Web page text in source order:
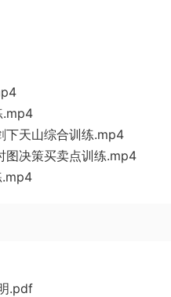
.mp4
下天山综合训练.mp4
图决策买卖点训练.mp4
.mp4
.pdf